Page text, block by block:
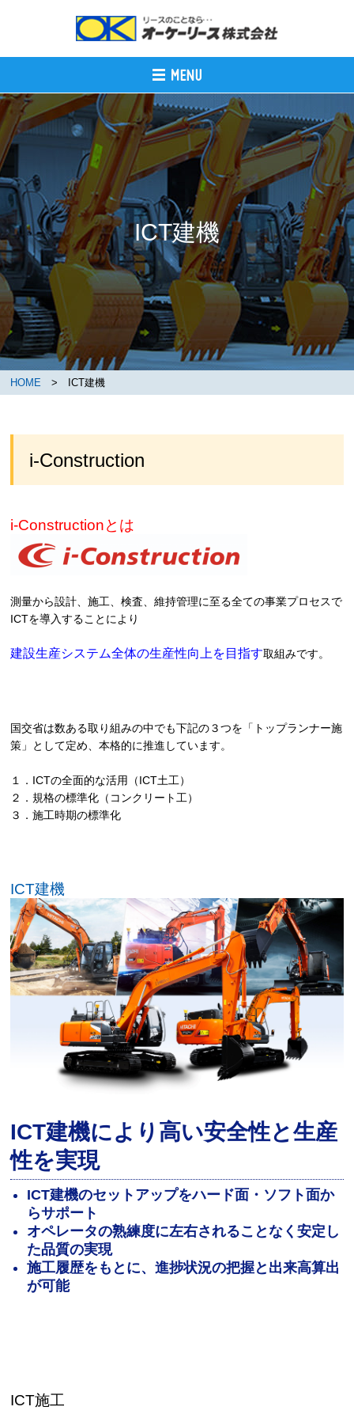
ICT建機
HOME > ICT建機
i-Construction
i-Constructionとは
測量から設計、施工、検査、維持管理に至る全ての事業プロセスで
ICTを導入することにより
建設生産システム全体の生産性向上を目指す取組みです。
国交省は数ある取り組みの中でも下記の３つを「トップランナー施
策」として定め、本格的に推進しています。
１．ICTの全面的な活用（ICT土工）
２．規格の標準化（コンクリート工）
３．施工時期の標準化
ICT建機
ICT建機により高い安全性と生産
性を実現
ICT建機のセットアップをハード面・ソフト面か
らサポート
オペレータの熟練度に左右されることなく安定し
た品質の実現
施工履歴をもとに、進捗状況の把握と出来高算出
が可能
ICT施工